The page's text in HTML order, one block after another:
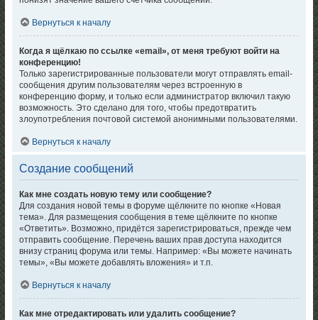
Вернуться к началу
Когда я щёлкаю по ссылке «email», от меня требуют войти на
конференцию!
Только зарегистрированные пользователи могут отправлять email-
сообщения другим пользователям через встроенную в
конференцию форму, и только если администратор включил такую
возможность. Это сделано для того, чтобы предотвратить
злоупотребления почтовой системой анонимными пользователями.
Вернуться к началу
Создание сообщений
Как мне создать новую тему или сообщение?
Для создания новой темы в форуме щёлкните по кнопке «Новая
тема». Для размещения сообщения в теме щёлкните по кнопке
«Ответить». Возможно, придётся зарегистрироваться, прежде чем
отправить сообщение. Перечень ваших прав доступа находится
внизу страниц форума или темы. Например: «Вы можете начинать
темы», «Вы можете добавлять вложения» и т.п.
Вернуться к началу
Как мне отредактировать или удалить сообщение?